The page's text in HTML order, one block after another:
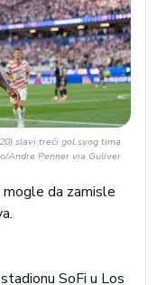
slavi treći gol svog tima
Andre Penner via Guliver
mogle da zamisle
SoFi u Los